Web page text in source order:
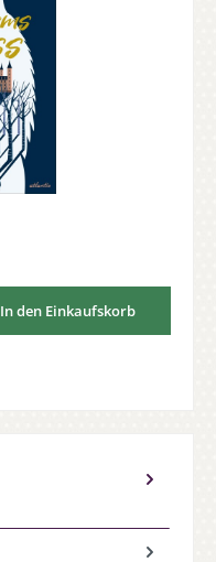
In den Einkaufskorb